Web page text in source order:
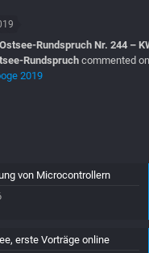
Rundspruch Nr. 244 –
Rundspruch commented on
2019
von Microcontrollern
erste Vorträge online